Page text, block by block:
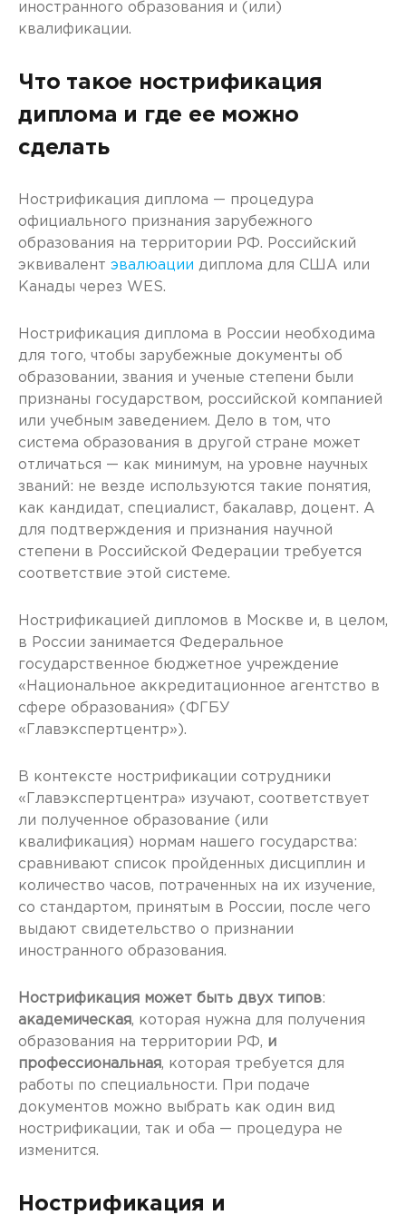
иностранного образования и (или)
квалификации.
Что такое нострификация
диплома и где ее можно
сделать
Нострификация диплома — процедура
официального признания зарубежного
образования на территории РФ. Российский
эквивалент эвалюации диплома для США или
Канады через WES.
Нострификация диплома в России необходима
для того, чтобы зарубежные документы об
образовании, звания и ученые степени были
признаны государством, российской компанией
или учебным заведением. Дело в том, что
система образования в другой стране может
отличаться — как минимум, на уровне научных
званий: не везде используются такие понятия,
как кандидат, специалист, бакалавр, доцент. А
для подтверждения и признания научной
степени в Российской Федерации требуется
соответствие этой системе.
Нострификацией дипломов в Москве и, в целом,
в России занимается Федеральное
государственное бюджетное учреждение
«Национальное аккредитационное агентство в
сфере образования» (ФГБУ
«Главэкспертцентр»).
В контексте нострификации сотрудники
«Главэкспертцентра» изучают, соответствует
ли полученное образование (или
квалификация) нормам нашего государства:
сравнивают список пройденных дисциплин и
количество часов, потраченных на их изучение,
со стандартом, принятым в России, после чего
выдают свидетельство о признании
иностранного образования.
Нострификация может быть двух типов:
академическая, которая нужна для получения
образования на территории РФ, и
профессиональная, которая требуется для
работы по специальности. При подаче
документов можно выбрать как один вид
нострификации, так и оба — процедура не
изменится.
Нострификация и